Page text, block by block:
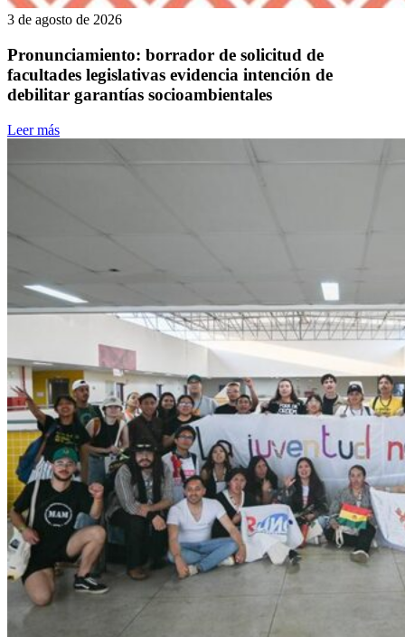
3 de agosto de 2026
Pronunciamiento: borrador de solicitud de
facultades legislativas evidencia intención de
debilitar garantías socioambientales
Leer más